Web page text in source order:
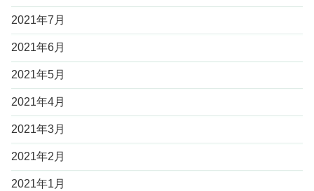
2021年7月
2021年6月
2021年5月
2021年4月
2021年3月
2021年2月
2021年1月